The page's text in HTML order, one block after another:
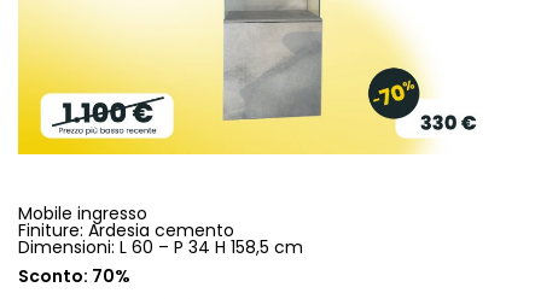
Mobile ingresso
Finiture: Ardesia cemento
Dimensioni: L 60 – P 34 H 158,5 cm
Sconto: 70%